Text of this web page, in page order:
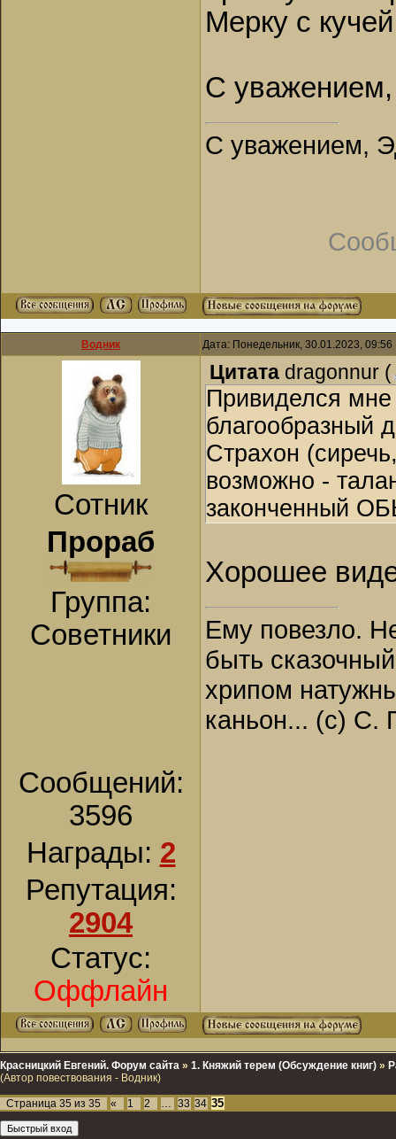
Мерку с
С
С уважением,
Водник Дата: Понедельник, 30.01.2023,
Сотник
Прораб
Группа:
Советники
Сообщений:
3596
Награды: 2
Репутация:
2904
Статус:
Оффлайн
Цитата dragonnur (
Привиделся мне
благообразный
Страхон
возможно -
законченный
Хорошее
Ему повезло.
быть
хрипом
каньон... (с) С.
Красницкий Евгений. Форум сайта » 1. Княжий терем (Обсуждение книг) »
(Автор повествования - Водник)
Страница 35 из 35 « 1 2 … 33 34 35